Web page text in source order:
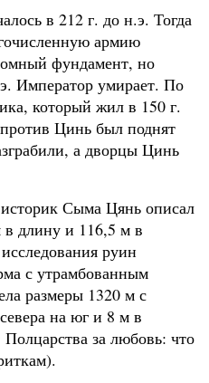
в 212 г. до н.э. Тогда
армию
фундамент, но
Император умирает. По
который жил в 150 г.
Цинь был поднят
а дворцы Цинь
Сыма Цянь описал
в длину и 116,5 м в
руин
с утрамбованным
размеры 1320 м с
на юг и 8 м в
Полцарства за любовь: что